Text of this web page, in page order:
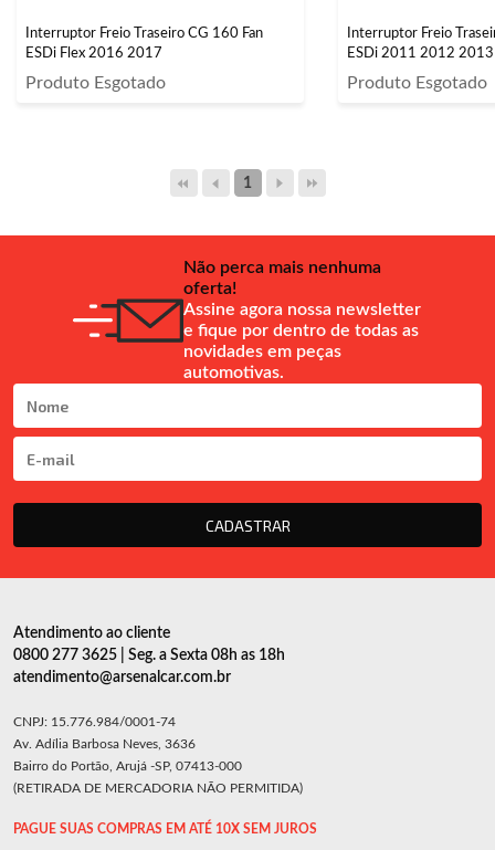
Interruptor Freio Traseiro CG 160 Fan
ESDi Flex 2016 2017
Produto Esgotado
Interruptor Freio
ESDi 2011 2012
Produto Esgotado
1
Não perca mais nenhuma
oferta!
Assine agora nossa newsletter
e fique por dentro de todas as
novidades em peças
automotivas.
CADASTRAR
Atendimento ao cliente
0800 277 3625 | Seg. a Sexta 08h as 18h
atendimento@arsenalcar.com.br
CNPJ: 15.776.984/0001-74
Av. Adília Barbosa Neves, 3636
Bairro do Portão, Arujá -SP, 07413-000
(RETIRADA DE MERCADORIA NÃO PERMITIDA)
PAGUE SUAS COMPRAS EM ATÉ 10X SEM JUROS